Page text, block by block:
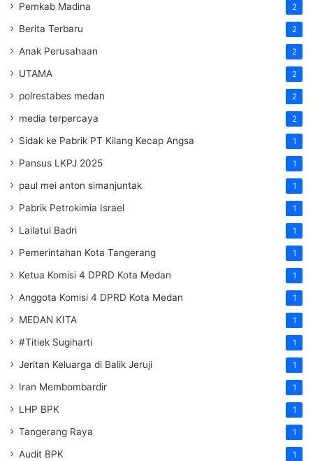
Pemkab Madina 2
Berita Terbaru 2
Anak Perusahaan 2
UTAMA 2
polrestabes medan 2
media terpercaya 2
Sidak ke Pabrik PT Kilang Kecap Angsa 1
Pansus LKPJ 2025 1
paul mei anton simanjuntak 1
Pabrik Petrokimia Israel 1
Lailatul Badri 1
Pemerintahan Kota Tangerang 1
Ketua Komisi 4 DPRD Kota Medan 1
Anggota Komisi 4 DPRD Kota Medan 1
MEDAN KITA 1
#Titiek Sugiharti 1
Jeritan Keluarga di Balik Jeruji 1
Iran Membombardir 1
LHP BPK 1
Tangerang Raya 1
Audit BPK 1